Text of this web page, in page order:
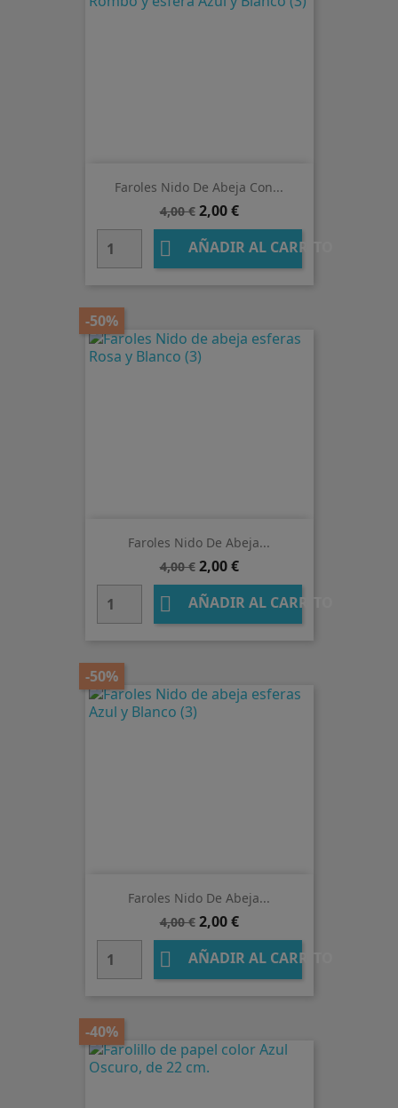
Faroles Nido De Abeja Con...
Precio
base
4,00 € Precio
2,00 €
 AÑADIR AL CARRITO
Faroles Nido De Abeja...
Precio
base
4,00 €
-50%
Precio
2,00 €
 AÑADIR AL CARRITO
Faroles Nido De Abeja...
Precio
base
4,00 €
-50%
Precio
2,00 €
 AÑADIR AL CARRITO
-40%